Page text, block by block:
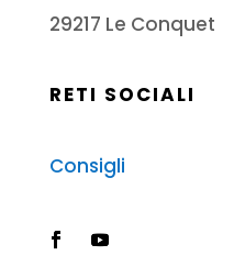
29217 Le Conquet
RETI SOCIALI
Consigli